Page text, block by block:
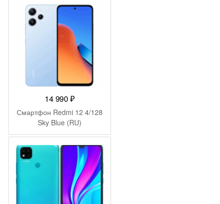
14 990₽
Смартфон Redmi 12 4/128
Sky Blue (RU)